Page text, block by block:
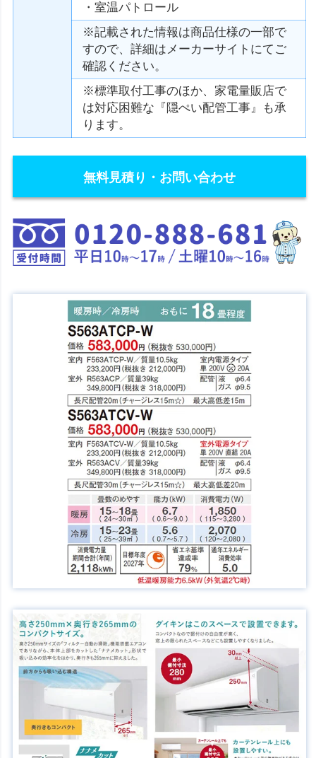
・室温パトロール
※記載された情報は商品仕様の一部で
すので、詳細はメーカーサイトにてご
確認ください。
※標準取付工事のほか、家電量販店で
は対応困難な『隠ぺい配管工事』も承
ります。
無料見積り・お問い合わせ